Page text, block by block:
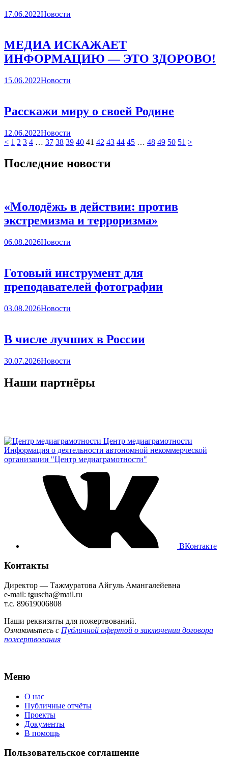
17.06.2022Новости
МЕДИА ИСКАЖАЕТ
ИНФОРМАЦИЮ — ЭТО ЗДОРОВО!
15.06.2022Новости
Расскажи миру о своей Родине
12.06.2022Новости
< 1 2 3 4 … 37 38 39 40 41 42 43 44 45 … 48 49 50 51 >
Последние новости
«Молодёжь в действии: против
экстремизма и терроризма»
06.08.2026Новости
Готовый инструмент для
преподавателей фотографии
03.08.2026Новости
В числе лучших в России
30.07.2026Новости
Наши партнёры
Центр медиаграмотности
Информация о деятельности автономной некоммерческой
организации "Центр медиаграмотности"
ВКонтакте
Контакты
Директор — Тажмуратова Айгуль Амангалейевна
e-mail: tguscha@mail.ru
т.с. 89619006808
Наши реквизиты для пожертвований.
Ознакомьтесь с Публичной офертой о заключении договора
пожертвования
Меню
О нас
Публичные отчёты
Проекты
Документы
В помощь
Пользовательское соглашение